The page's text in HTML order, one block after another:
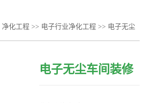
净化工程 >> 电子行业净化工程 >> 电子无尘
电子无尘车间装修